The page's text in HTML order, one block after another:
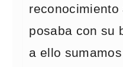
reconocimiento
posaba con su
a ello